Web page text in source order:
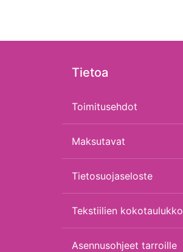
Tietoa
Toimitusehdot
Maksutavat
Tietosuojaseloste
Tekstiilien kokotaulukko
Asennusohjeet tarroille